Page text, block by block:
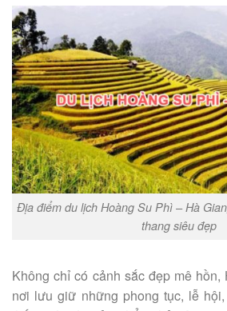
Địa điểm du lịch Hoàng Su Phì – Hà
thang siêu đẹp
Không chỉ có cảnh sắc đẹp mê
nơi lưu giữ những phong tục, lễ